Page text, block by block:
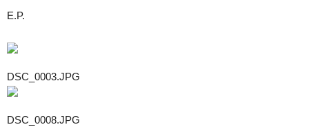
E.P.
DSC_0003.JPG
DSC_0008.JPG